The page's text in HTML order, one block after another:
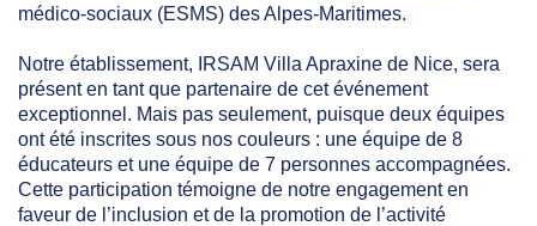
médico-sociaux (ESMS) des Alpes-Maritimes.
Notre établissement, IRSAM Villa Apraxine de Nice, sera
présent en tant que partenaire de cet événement
exceptionnel. Mais pas seulement, puisque deux équipes
ont été inscrites sous nos couleurs : une équipe de 8
éducateurs et une équipe de 7 personnes accompagnées.
Cette participation témoigne de notre engagement en
faveur de l’inclusion et de la promotion de l’activité